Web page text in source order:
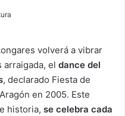
volverá a vibrar
arraigada, el dance del
, declarado Fiesta de
en 2005. Este
historia, se celebra cada